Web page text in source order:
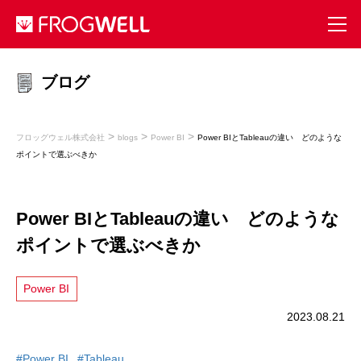
ブログ
フロッグウェル株式会社 > blogs > Power BI > Power BIとTableauの違い どのような
ポイントで選ぶべきか
Power BIとTableauの違い どのような
ポイントで選ぶべきか
Power BI
2023.08.21